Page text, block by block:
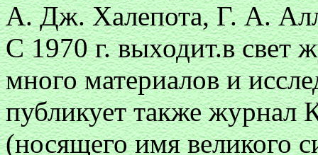
А. Дж. Халепота, Г. А.
С 1970 г. выходит.в свет
много материалов и
публикует также журнал
(носящего имя великого